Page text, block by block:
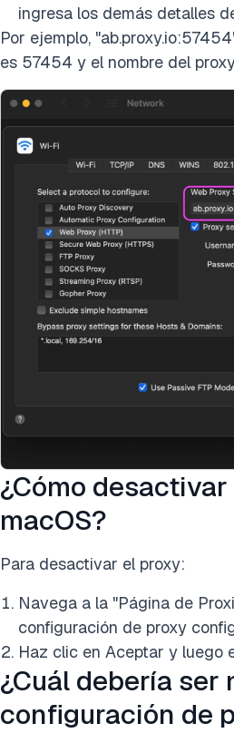
ingresa los demás detalles
Por ejemplo,
es 57454 y el nombre del
¿Cómo
macOS?
Para desactivar el proxy:
Navega a la "Página de
configuración de proxy
Haz clic en Aceptar y luego
¿Cuál debería ser
configuración de